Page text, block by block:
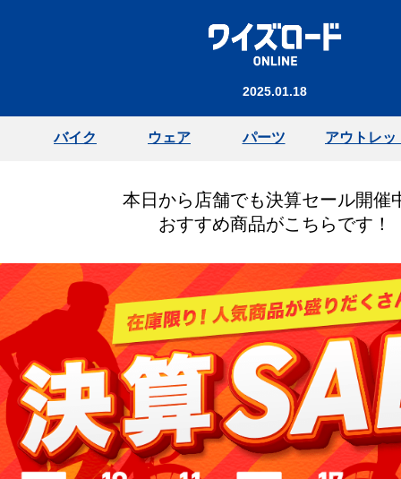
2025.01.18
バイク ウェア パーツ アウトレッ
本日から店舗でも決算セール開催
おすすめ商品がこちらです！